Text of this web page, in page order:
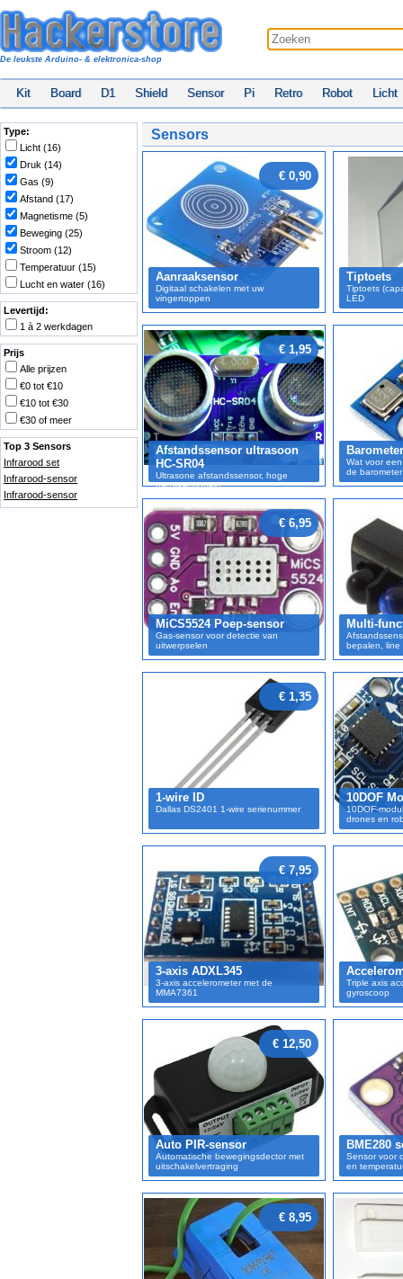
De leukste Arduino- & elektronica-shop
Kit Board D1 Shield Sensor Pi Retro Robot Licht
Type:
Licht (16)
Druk (14)
Gas (9)
Afstand (17)
Magnetisme (5)
Beweging (25)
Stroom (12)
Temperatuur (15)
Lucht en water (16)
Levertijd:
1 à 2 werkdagen
Prijs
Alle prijzen
€0 tot €10
€10 tot €30
€30 of meer
Top 3 Sensors
Infrarood set
Infrarood-sensor
Infrarood-sensor
Sensors
€ 0,90
Aanraaksensor
Digitaal schakelen met uw
vingertoppen
Tiptoets
Tiptoets
LED
€ 1,95
Afstandssensor ultrasoon
HC-SR04
Ultrasone afstandssensor, hoge
nauwkeurigheid
Wat voor
de
€ 6,95
MiCS5524 Poep-sensor
Gas-sensor voor detectie van
uitwerpselen
Multi-
bepalen, line
€ 1,35
1-wire ID
Dallas DS2401 1-wire serienummer
10DOF
10DOF-
drones en
€ 7,95
3-axis ADXL345
3-axis accelerometer met de
MMA7361
Triple axis
gyroscoop
€ 12,50
Auto PIR-sensor
Automatische bewegingsdector met
uitschakelvertraging
BME280
Sensor voor
en
€ 8,95